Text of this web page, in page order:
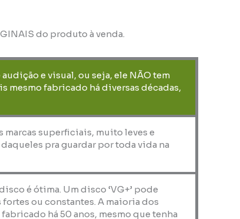
do produto à venda.
e visual, ou seja, ele NÃO tem
mesmo fabricado há diversas décadas,
marcas superficiais, muito leves e
daqueles pra guardar por toda vida na
é ótima. Um disco ‘VG+’ pode
fortes ou constantes. A maioria dos
há 50 anos, mesmo que tenha